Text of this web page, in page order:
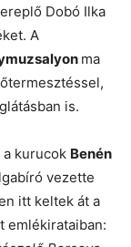
Dobó Ilka
A
ma
is.
kurucok Benén
vezette
itt keltek át a
emlékirataiban: